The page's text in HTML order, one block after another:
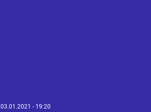
03.01.2021 - 19:20